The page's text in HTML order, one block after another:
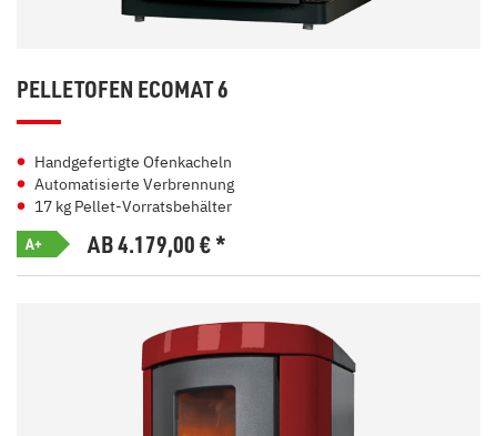
PELLETOFEN ECOMAT 6
Handgefertigte Ofenkacheln
Automatisierte Verbrennung
17 kg Pellet-Vorratsbehälter
A+ AB 4.179,00€*